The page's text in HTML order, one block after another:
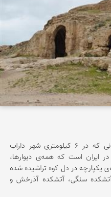
تنهاترین نیایشگاه‌ این بنای ساسانی که در 6 کیلومتری شهر داراب
ایران است که همه‌ی دیوارها،
یکپارچه در دل کوه تراشیده شده
سنگی، آتشکده آذرخش و